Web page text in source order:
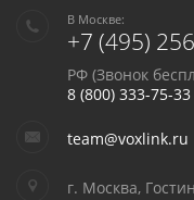
В Москве:
+7 (495)
РФ (Звонок
8 (800) 333-75-33
team@voxlink.ru
г. Москва,